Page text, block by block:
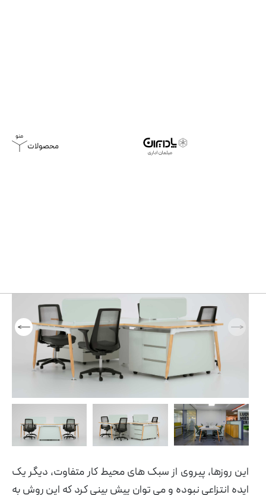
محصولات
همه
محصولات
این روزها، پیروی از سبک های محیط کار متفاوت، دیگر یک
ایده انتزاعی نبوده و می توان پیش بینی کرد که این روش به
مبلمان صفحه ای
مبلمان اداری ایتالیایی
مبل و صندلی